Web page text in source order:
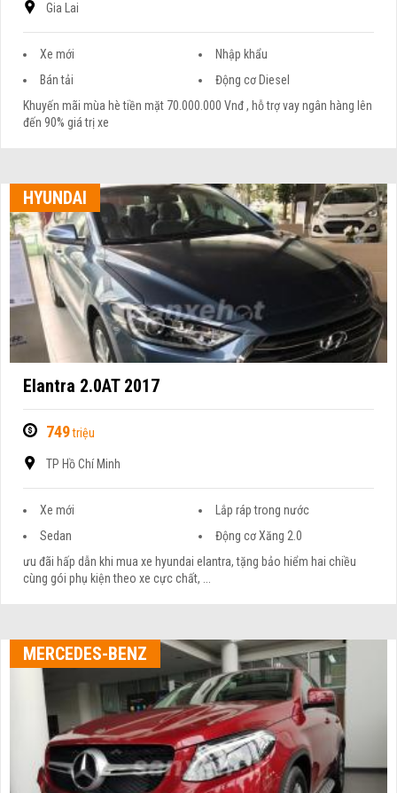
Gia Lai
Xe mới
Nhập khẩu
Bán tải
Động cơ Diesel
Khuyến mãi mùa hè tiền mặt 70.000.000 Vnđ , hỗ trợ vay ngân hàng lên
đến 90% giá trị xe
HYUNDAI
Elantra 2.0AT 2017
749triệu
TP Hồ Chí Minh
Xe mới
Lắp ráp trong nước
Sedan
Động cơ Xăng 2.0
ưu đãi hấp dẫn khi mua xe hyundai elantra, tặng bảo hiểm hai chiều
cùng gói phụ kiện theo xe cực chất, ...
MERCEDES-BENZ